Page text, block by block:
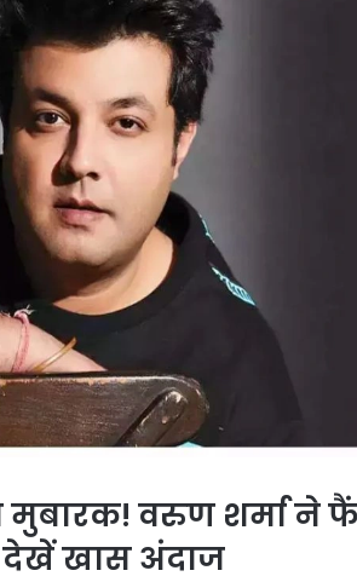
मुबारक! वरुण शर्मा ने
खास अंदाज